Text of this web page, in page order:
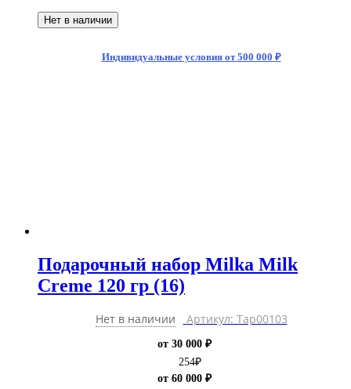
Нет в наличии
Индивидуальные условия от 500 000 ₽
Подарочный набор Milka Milk
Creme 120 гр (16)
Нет в наличии Артикул: Тар00103
от 30 000 ₽
254₽
от 60 000 ₽